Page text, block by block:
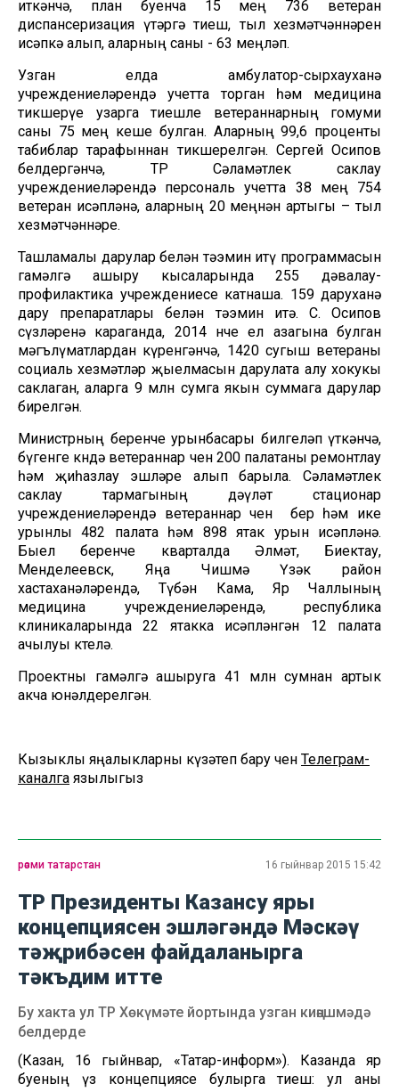
иткәнчә, план буенча 15 мең 736 ветеран
диспансеризация үтәргә тиеш, тыл хезмәтчәннәрен
исәпкә алып, аларның саны - 63 меңләп.
Узган елда амбулатор-сырхауханә
учреждениеләрендә учетта торган һәм медицина
тикшерүе узарга тиешле ветераннарның гомуми
саны 75 мең кеше булган. Аларның 99,6 проценты
табиблар тарафыннан тикшерелгән. Сергей Осипов
белдергәнчә, ТР Сәламәтлек саклау
учреждениеләрендә персональ учетта 38 мең 754
ветеран исәпләнә, аларның 20 меңнән артыгы – тыл
хезмәтчәннәре.
Ташламалы дарулар белән тәэмин итү программасын
гамәлгә ашыру кысаларында 255 дәвалау-
профилактика учреждениесе катнаша. 159 даруханә
дару препаратлары белән тәэмин итә. С. Осипов
сүзләренә караганда, 2014 нче ел азагына булган
мәгълүматлардан күренгәнчә, 1420 сугыш ветераны
социаль хезмәтләр җыелмасын дарулата алу хокукы
саклаган, аларга 9 млн сумга якын суммага дарулар
бирелгән.
Министрның беренче урынбасары билгеләп үткәнчә,
бүгенге көндә ветераннар өчен 200 палатаны ремонтлау
һәм җиһазлау эшләре алып барыла. Сәламәтлек
саклау тармагының дәүләт стационар
учреждениеләрендә ветераннар өчен бер һәм ике
урынлы 482 палата һәм 898 ятак урын исәпләнә.
Быел беренче кварталда Әлмәт, Биектау,
Менделеевск, Яңа Чишмә Үзәк район
хастаханәләрендә, Түбән Кама, Яр Чаллының
медицина учреждениеләрендә, республика
клиникаларында 22 ятакка исәпләнгән 12 палата
ачылуы көтелә.
Проектны гамәлгә ашыруга 41 млн сумнан артык
акча юнәлдерелгән.
Кызыклы яңалыкларны күзәтеп бару өчен Телеграм-
каналга язылыгыз
рәсми татарстан 16 гыйнвар 2015 15:42
ТР Президенты Казансу яры
концепциясен эшләгәндә Мәскәү
тәҗрибәсен файдаланырга
тәкъдим итте
Бу хакта ул ТР Хөкүмәте йортында узган киңәшмәдә
белдерде
(Казан, 16 гыйнвар, «Татар-информ»). Казанда яр
буеның үз концепциясе булырга тиеш: ул аны